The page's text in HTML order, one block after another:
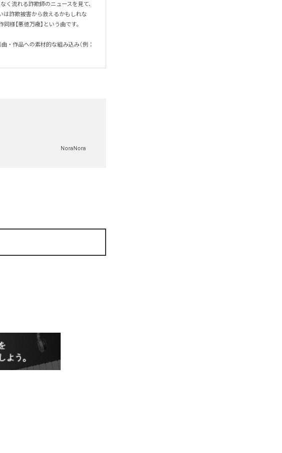
く流れる詐欺師のニュースを見て、
は詐欺被害から救えるかもしれな
様【悪徳万歳】という曲です。
・作品への素材的な組み込み（例：
NoraNora